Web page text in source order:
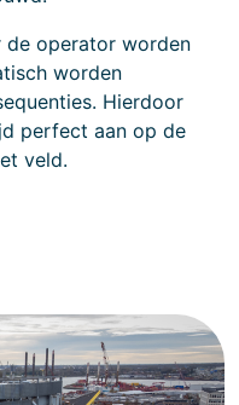
de operator worden
worden
Hierdoor
perfect aan op de
veld.